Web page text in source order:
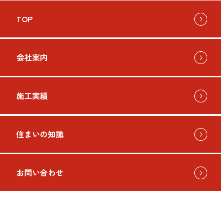
TOP
会社案内
施工実績
住まいの知識
お問い合わせ